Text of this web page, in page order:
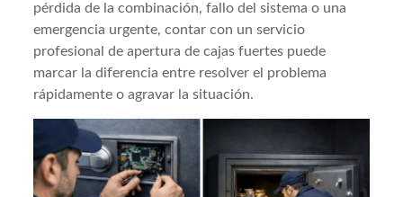
pérdida de la combinación, fallo del sistema o una
emergencia urgente, contar con un servicio
profesional de apertura de cajas fuertes puede
marcar la diferencia entre resolver el problema
rápidamente o agravar la situación.